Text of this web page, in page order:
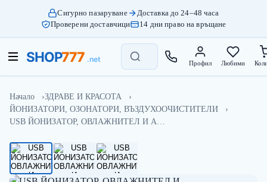
Сигурно пазаруване
Доставка до 24–48 часа
Проверени доставчици
14 дни право на връщане
Профил Любими
Начало
ЗДРАВЕ И КРАСОТА
ЙОНИЗАТОРИ, ОЗОНАТОРИ, ВЪЗДУХООЧИСТИТЕЛИ
USB ЙОНИЗАТОР, ОВЛАЖНИТЕЛ И А…